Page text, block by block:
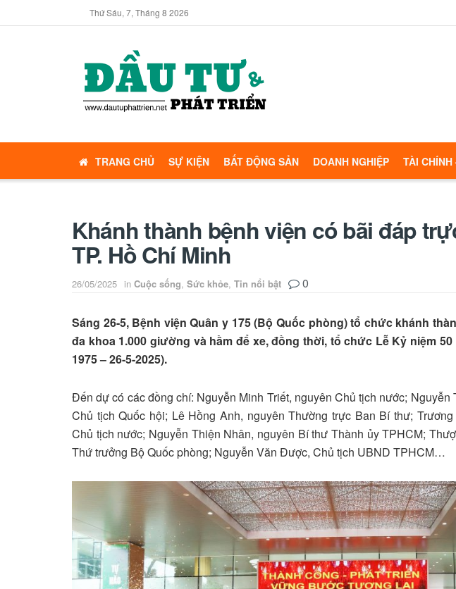
Thứ Sáu, 7, Tháng 8 2026
TRANG CHỦ SỰ KIỆN BẤT ĐỘNG SẢN DOANH NGHIỆP TÀI
Khánh thành bệnh viện có bãi đáp
TP. Hồ Chí Minh
26/05/2025 in Cuộc sống, Sức khỏe, Tin nổi bật 0
Sáng 26-5, Bệnh viện Quân y 175 (Bộ Quốc phòng) tổ chức khánh
đa khoa 1.000 giường và hầm để xe, đồng thời, tổ chức Lễ Kỷ niệm 50
1975 – 26-5-2025).
Đến dự có các đồng chí: Nguyễn Minh Triết, nguyên Chủ tịch nước; Nguyễn
Chủ tịch Quốc hội; Lê Hồng Anh, nguyên Thường trực Ban Bí thư;
Chủ tịch nước; Nguyễn Thiện Nhân, nguyên Bí thư Thành ủy TPHCM;
Thứ trưởng Bộ Quốc phòng; Nguyễn Văn Được, Chủ tịch UBND TPHCM…